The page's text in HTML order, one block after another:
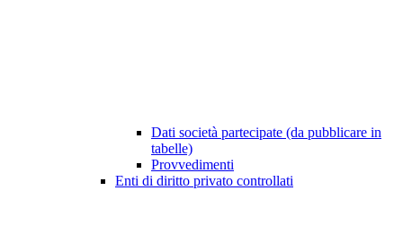
Dati società partecipate (da pubblicare in
tabelle)
Provvedimenti
Enti di diritto privato controllati